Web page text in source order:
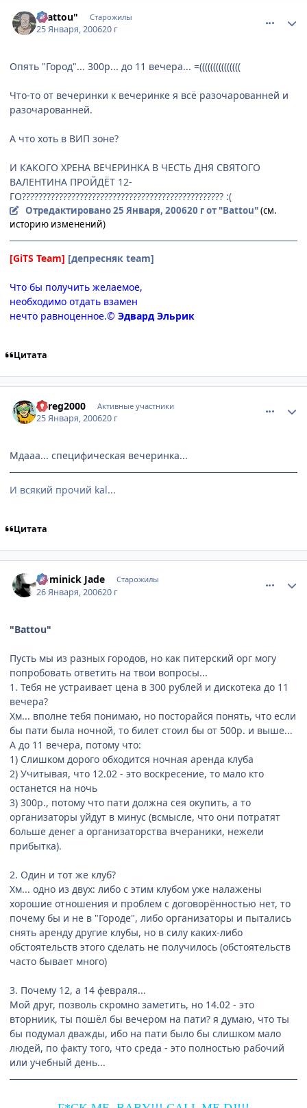
"Battou" Старожилы
25 Января, 200620 г
Опять "Город"... 300р... до 11 вечера... =(((((((((((((((
Что-то от вечеринки к вечеринке я всё разочарованней и
разочарованней.
А что хоть в ВИП зоне?
И КАКОГО ХРЕНА ВЕЧЕРИНКА В ЧЕСТЬ ДНЯ СВЯТОГО
ВАЛЕНТИНА ПРОЙДЁТ 12-
ГО????????????????????????????????????????????????? :(
Отредактировано25 Января, 200620 гот "Battou"(см.
историю изменений)
[GiTS Team] [депресняк team]
Что бы получить желаемое,
необходимо отдать взамен
нечто равноценное.© Эдвард Эльрик
Цитата
bereg2000 Активные участники
25 Января, 200620 г
Мдааа... специфическая вечеринка...
И всякий прочий kal...
Цитата
Dominick Jade Старожилы
26 Января, 200620 г
"Battou"
Пусть мы из разных городов, но как питерский орг могу
попробовать ответить на твои вопросы...
1. Тебя не устраивает цена в 300 рублей и дискотека до 11
вечера?
Хм... вполне тебя понимаю, но посторайся понять, что если
бы пати была ночной, то билет стоил бы от 500р. и выше...
А до 11 вечера, потому что:
1) Слишком дорого обходится ночная аренда клуба
2) Учитывая, что 12.02 - это воскресение, то мало кто
останется на ночь
3) 300р., потому что пати должна сея окупить, а то
организаторы уйдут в минус (всмысле, что они потратят
больше денег а организаторства вчераники, нежели
прибытка).
2. Один и тот же клуб?
Хм... одно из двух: либо с этим клубом уже налажены
хорошие отношения и проблем с договорённостью нет, то
почему бы и не в "Городе", либо организаторы и пытались
снять аренду другие клубы, но в силу каких-либо
обстоятельств этого сделать не получилось (обстоятельств
часто бывает много)
3. Почему 12, а 14 февраля...
Мой друг, позволь скромно заметить, но 14.02 - это
вторниик, ты пошёл бы вечером на пати? я думаю, что ты
бы подумал дважды, ибо на пати было бы слишком мало
людей, по факту того, что среда - это полностью рабочий
или учебный день...